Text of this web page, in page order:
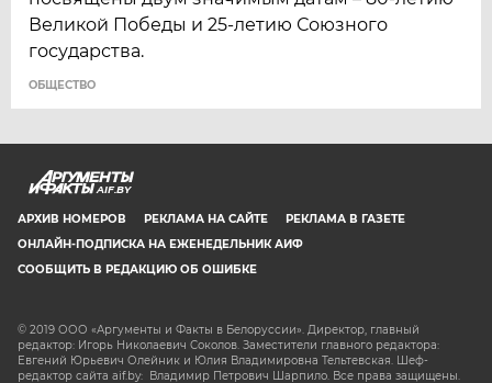
Великой Победы и 25-летию Союзного
государства.
ОБЩЕСТВО
AIF.BY
АРХИВ НОМЕРОВ РЕКЛАМА НА САЙТЕ
РЕКЛАМА В ГАЗЕТЕ
ОНЛАЙН-ПОДПИСКА НА ЕЖЕНЕДЕЛЬНИК АИФ
СООБЩИТЬ В РЕДАКЦИЮ ОБ ОШИБКЕ
© 2019 ООО «Аргументы и Факты в Белоруссии». Директор, главный
редактор: Игорь Николаевич Соколов. Заместители главного редактора:
Евгений Юрьевич Олейник и Юлия Владимировна Тельтевская. Шеф-
редактор сайта aif.by: Владимир Петрович Шарпило. Все права защищены.